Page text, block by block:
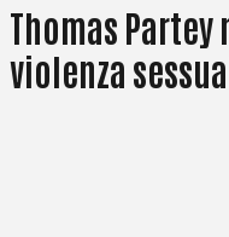
Thomas
violenza